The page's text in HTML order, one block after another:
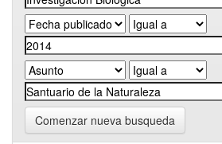
Comenzar nueva busqueda